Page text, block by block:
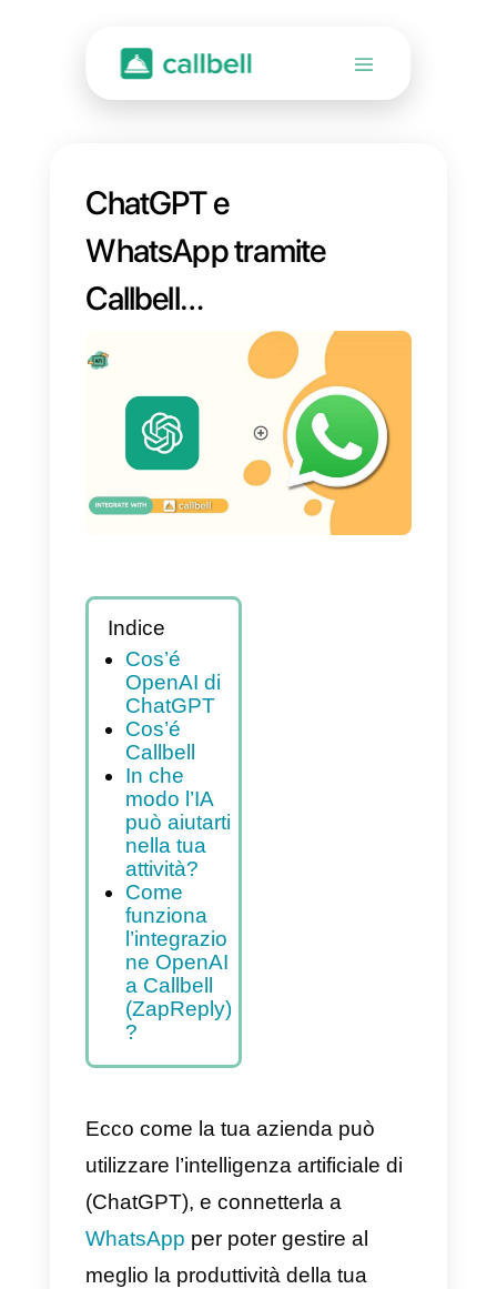
ChatGPT e
WhatsApp tramite
Callbell
un’integrazione
essenziale per la tua
Indice
Cos’é
OpenAI di
ChatGPT
Cos’é
Callbell
In che
modo l’IA
può aiutarti
attività?
funziona
l’integrazio
ne OpenAI
a Callbell
(ZapReply)
?